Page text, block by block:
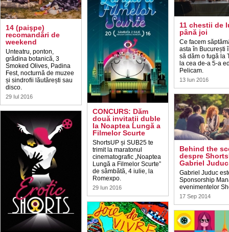
14 (paişpe)
recomandări de
weekend
Unteatru, ponton,
grădina botanică, 3
Smoked Olives, Padina
Fest, nocturnă de muzee
și sindrofii lăutărești sau
disco.
29 Iul 2016
CONCURS: Dăm
două invitații duble
la Noaptea Lungă a
Filmelor Scurte
ShortsUP și SUB25 te
trimit la maratonul
cinematografic „Noaptea
Lungă a Filmelor Scurte”
de sâmbătă, 4 iulie, la
Romexpo.
29 Iun 2016
11 chestii de
până joi
Ce facem
asta în București
să dăm o fugă la
la cea de-a 5-a
Pelicam.
13 Iun 2016
Behind the
despre
Gabriel Juduc
Gabriel Juduc
Sponsorship
evenimentelor
17 Sep 2014